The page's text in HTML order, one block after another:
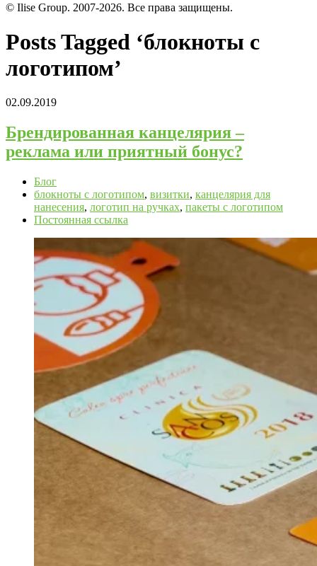
© Ilise Group. 2007-2026. Все права защищены.
Posts Tagged ‘блокноты с
логотипом’
02.09.2019
Брендированная канцелярия –
реклама или приятный бонус?
Блог
блокноты с логотипом, визитки, канцелярия для
нанесения, логотип на ручках, пакеты с логотипом
Постоянная ссылка